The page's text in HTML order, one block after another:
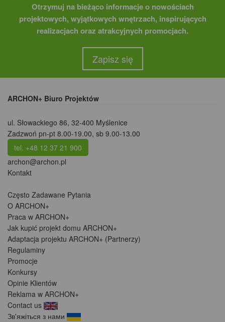
Otrzymuj na bieżąco informacje o nowościach
projektowych, wyjątkowych wnętrzach, inspirujących
realizacjach oraz atrakcyjnych promocjach.
Zapisz się
ARCHON+ Biuro Projektów
ul. Słowackiego 86, 32-400 Myślenice
Zadzwoń pn-pt 8.00-19.00, sb 9.00-13.00
tel. +48 12 37 21 900
archon@archon.pl
Kontakt
Często Zadawane Pytania
O ARCHON+
Praca w ARCHON+
Jak kupić projekt domu ARCHON+
Adaptacja projektu ARCHON+ (Partnerzy)
Regulaminy
Promocje
Konkursy
Opinie Klientów
Reklama w ARCHON+
Contact us
Зв'яжіться з нами